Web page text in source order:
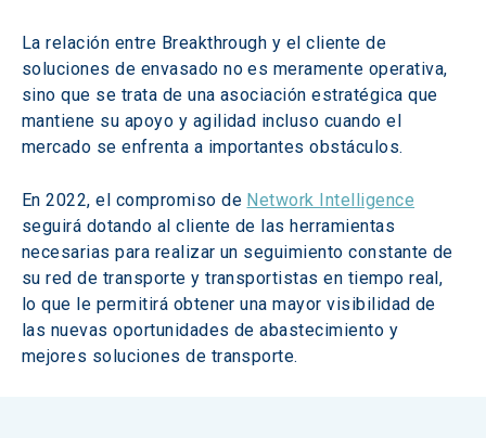
La relación entre Breakthrough y el cliente de
soluciones de envasado no es meramente operativa,
sino que se trata de una asociación estratégica que
mantiene su apoyo y agilidad incluso cuando el
mercado se enfrenta a importantes obstáculos.
En 2022, el compromiso de Network Intelligence
seguirá dotando al cliente de las herramientas
necesarias para realizar un seguimiento constante de
su red de transporte y transportistas en tiempo real,
lo que le permitirá obtener una mayor visibilidad de
las nuevas oportunidades de abastecimiento y
mejores soluciones de transporte.